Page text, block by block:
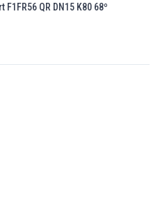
QR DN15 K80 68º